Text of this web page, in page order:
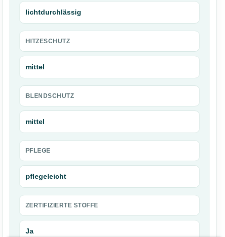
lichtdurchlässig
HITZESCHUTZ
mittel
BLENDSCHUTZ
mittel
PFLEGE
pflegeleicht
ZERTIFIZIERTE STOFFE
Ja